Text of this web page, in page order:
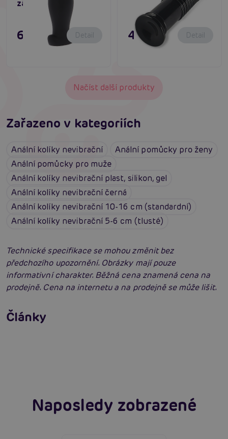
zástrčka
695 Kč Detail 495 Kč Detail
Načíst další produkty
Zařazeno v kategoriích
Anální kolíky nevibrační
Anální pomůcky pro ženy
Anální pomůcky pro muže
Anální kolíky nevibrační plast, silikon, gel
Anální kolíky nevibrační černá
Anální kolíky nevibrační 10-16 cm (standardní)
Anální kolíky nevibrační 5-6 cm (tlusté)
Technické specifikace se mohou změnit bez
předchozího upozornění. Obrázky mají pouze
informativní charakter. Běžná cena znamená cena na
prodejně. Cena na internetu a na prodejně se může lišit.
Články
Příprava na anální sex: Tipy krok za krokem
Číst více
Erotická inteligence: Příručka Sexiomů
Naposledy zobrazené